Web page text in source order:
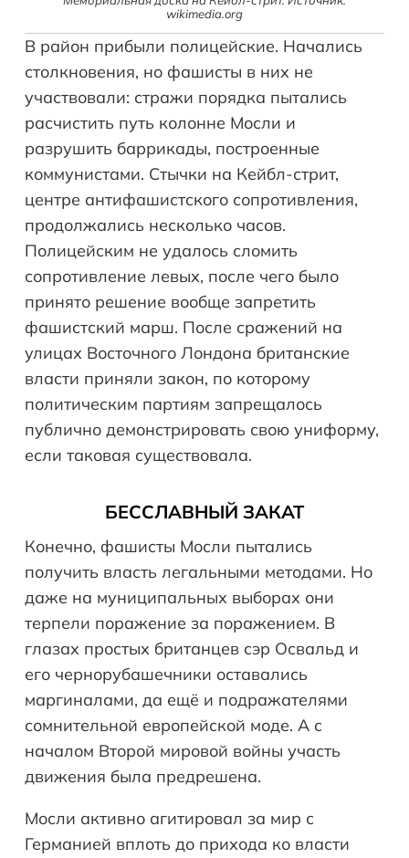
wikimedia.org
В район прибыли полицейские. Начались
столкновения, но фашисты в них не
участвовали: стражи порядка пытались
расчистить путь колонне Мосли и
разрушить баррикады, построенные
коммунистами. Стычки на Кейбл-стрит,
центре антифашистского сопротивления,
продолжались несколько часов.
Полицейским не удалось сломить
сопротивление левых, после чего было
принято решение вообще запретить
фашистский марш. После сражений на
улицах Восточного Лондона британские
власти приняли закон, по которому
политическим партиям запрещалось
публично демонстрировать свою униформу,
если таковая существовала.
БЕССЛАВНЫЙ ЗАКАТ
Конечно, фашисты Мосли пытались
получить власть легальными методами. Но
даже на муниципальных выборах они
терпели поражение за поражением. В
глазах простых британцев сэр Освальд и
его чернорубашечники оставались
маргиналами, да ещё и подражателями
сомнительной европейской моде. А с
началом Второй мировой войны участь
движения была предрешена.
Мосли активно агитировал за мир с
Германией вплоть до прихода ко власти